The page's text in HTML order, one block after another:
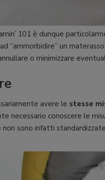
101 è dunque
“ammorbidire” un
o minimizzare
avere le stesse
necessario conoscere le
non sono infatti